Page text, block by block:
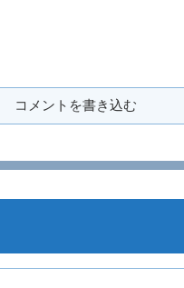
コメントを書き込む